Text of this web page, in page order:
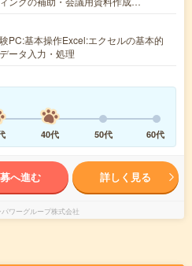
PC:基本操作Excel:エクセルの基本的
ータ入力・処理
40代 50代 60代
へ進む 詳しく見る
パワーグループ株式会社